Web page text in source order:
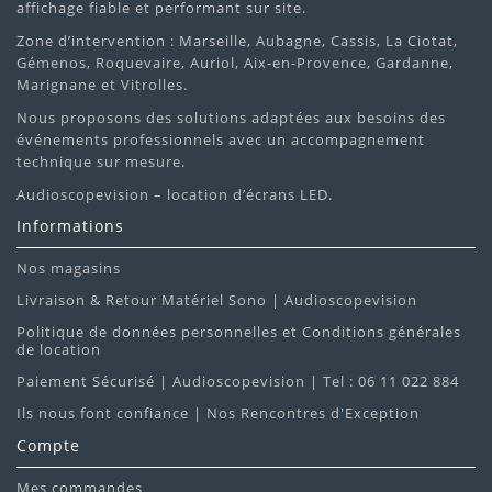
affichage fiable et performant sur site.
Zone d’intervention : Marseille, Aubagne, Cassis, La Ciotat,
Gémenos, Roquevaire, Auriol, Aix-en-Provence, Gardanne,
Marignane et Vitrolles.
Nous proposons des solutions adaptées aux besoins des
événements professionnels avec un accompagnement
technique sur mesure.
Audioscopevision – location d’écrans LED.
Informations
Nos magasins
Livraison & Retour Matériel Sono | Audioscopevision
Politique de données personnelles et Conditions générales
de location
Paiement Sécurisé | Audioscopevision | Tel : 06 11 022 884
Ils nous font confiance | Nos Rencontres d'Exception
Compte
Mes commandes